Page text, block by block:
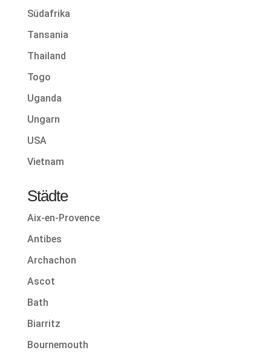
Südafrika
Tansania
Thailand
Togo
Uganda
Ungarn
USA
Vietnam
Städte
Aix-en-Provence
Antibes
Archachon
Ascot
Bath
Biarritz
Bournemouth